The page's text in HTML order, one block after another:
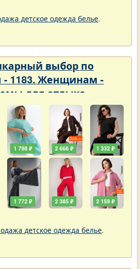
детское одежда белье.
выбор по
1183. Женщинам -
для отдыха
1 798 ₽
1 772 ₽
2 666 ₽
2 385 ₽
1 332 ₽
2 159 ₽
детское одежда белье.